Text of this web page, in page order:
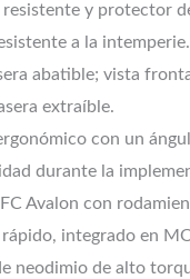
y protector
a la intemperie.
abatible; vista
extraíble.
con un
durante la
Avalon con
integrado en
neodimio de alto